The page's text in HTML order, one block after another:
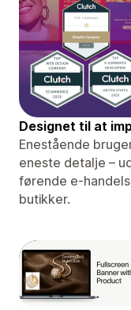
Designet til at
Enestående
eneste detalje –
førende e-
butikker.